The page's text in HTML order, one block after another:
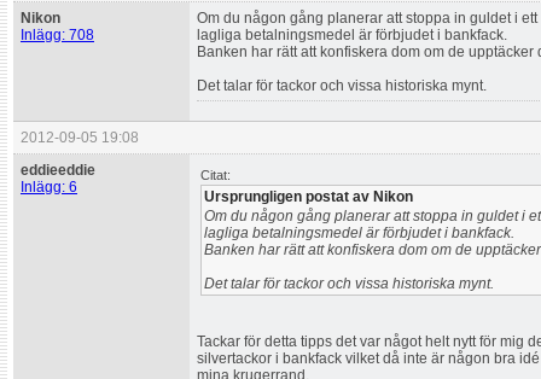
Nikon
Inlägg: 708
Om du någon gång planerar att stoppa in guldet i
lagliga betalningsmedel är förbjudet i bankfack.
Banken har rätt att konfiskera dom om de upptäcker
Det talar för tackor och vissa historiska mynt.
2012-09-05 19:08
eddieeddie
Inlägg: 6
Citat:
Ursprungligen postat av Nikon
Om du någon gång planerar att stoppa in guldet i
lagliga betalningsmedel är förbjudet i bankfack.
Banken har rätt att konfiskera dom om de
Det talar för tackor och vissa historiska mynt.
Tackar för detta tipps det var något helt nytt för mig
silvertackor i bankfack vilket då inte är någon bra
mina krugerrand.